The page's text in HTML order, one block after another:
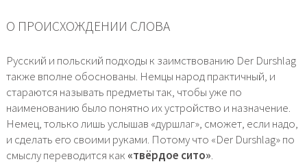
О ПРОИСХОЖДЕНИИ СЛОВА
Русский и польский подходы к заимствованию Der Durshlag
также вполне обоснованы. Немцы народ практичный, и
стараются называть предметы так, чтобы уже по
наименованию было понятно их устройство и назначение.
Немец, только лишь услышав «дуршлаг», сможет, если надо,
и сделать его своими руками. Потому что «Der Durshlag» по
смыслу переводится как «твёрдое сито».